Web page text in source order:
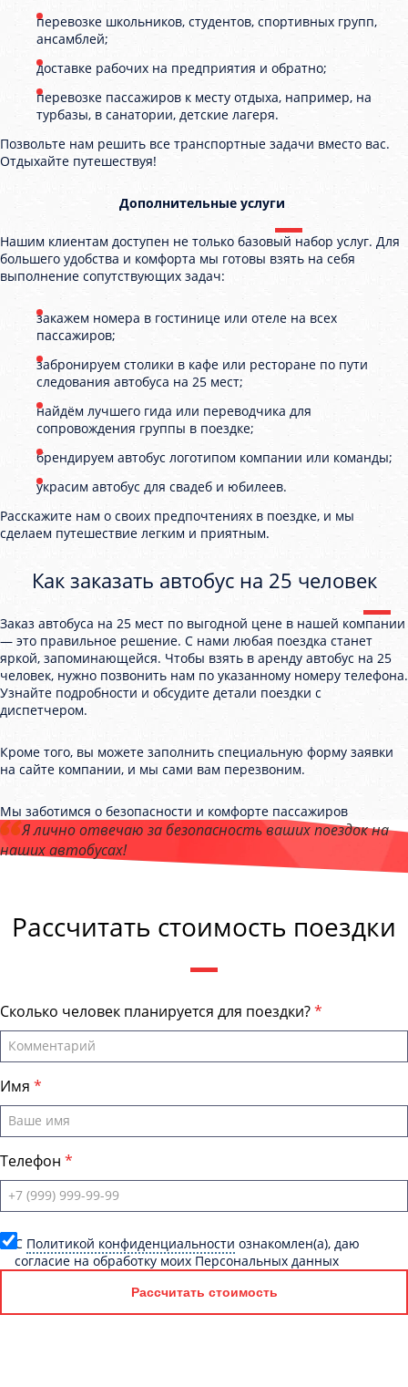
перевозке школьников, студентов, спортивных групп,
ансамблей;
доставке рабочих на предприятия и обратно;
перевозке пассажиров к месту отдыха, например, на
турбазы, в санатории, детские лагеря.
Позвольте нам решить все транспортные задачи вместо вас.
Отдыхайте путешествуя!
Дополнительные услуги
Нашим клиентам доступен не только базовый набор услуг. Для
большего удобства и комфорта мы готовы взять на себя
выполнение сопутствующих задач:
закажем номера в гостинице или отеле на всех
пассажиров;
забронируем столики в кафе или ресторане по пути
следования автобуса на 25 мест;
найдём лучшего гида или переводчика для
сопровождения группы в поездке;
брендируем автобус логотипом компании или команды;
украсим автобус для свадеб и юбилеев.
Расскажите нам о своих предпочтениях в поездке, и мы
сделаем путешествие легким и приятным.
Как заказать автобус на 25 человек
Заказ автобуса на 25 мест по выгодной цене в нашей компании
— это правильное решение. С нами любая поездка станет
яркой, запоминающейся. Чтобы взять в аренду автобус на 25
человек, нужно позвонить нам по указанному номеру телефона.
Узнайте подробности и обсудите детали поездки с
диспетчером.
Кроме того, вы можете заполнить специальную форму заявки
на сайте компании, и мы сами вам перезвоним.
Мы заботимся о безопасности и комфорте пассажиров
Я лично отвечаю за безопасность ваших поездок на
наших автобусах!
Рассчитать стоимость поездки
Сколько человек планируется для поездки?
Имя
Телефон
C Политикой конфиденциальности ознакомлен(а), даю
согласие на обработку моих Персональных данных
Рассчитать стоимость